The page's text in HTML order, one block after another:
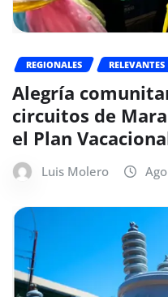
REGIONALES RELEVANTES
Alegría
circuitos de
el Plan
Luis Molero